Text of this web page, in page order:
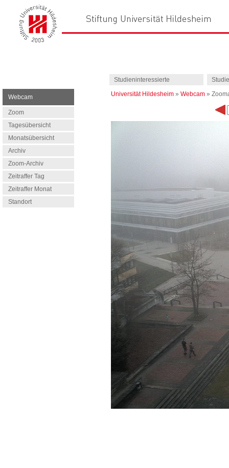
Studieninteressierte
Webcam
Zoom
Tagesübersicht
Monatsübersicht
Archiv
Zoom-Archiv
Zeitraffer Tag
Zeitraffer Monat
Standort
Universität Hildesheim » Webcam »